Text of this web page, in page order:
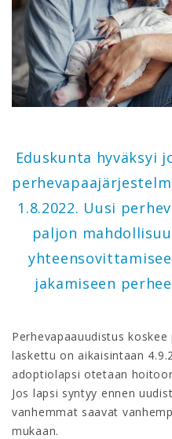
Eduskunta hyväksyi
1.8.2022. Uusi
paljon
jakamiseen
Perhevapaauudistus
laskettu on aikaisintaan
adoptiolapsi otetaan
Jos lapsi syntyy ennen
vanhemmat saavat
mukaan.